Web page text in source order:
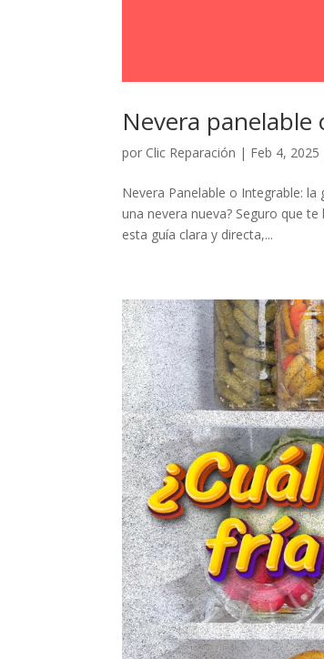
Nevera panelable
por Clic Reparación | Feb 4, 2025
Nevera Panelable o Integrable:
una nevera nueva? Seguro que
esta guía clara y directa,...